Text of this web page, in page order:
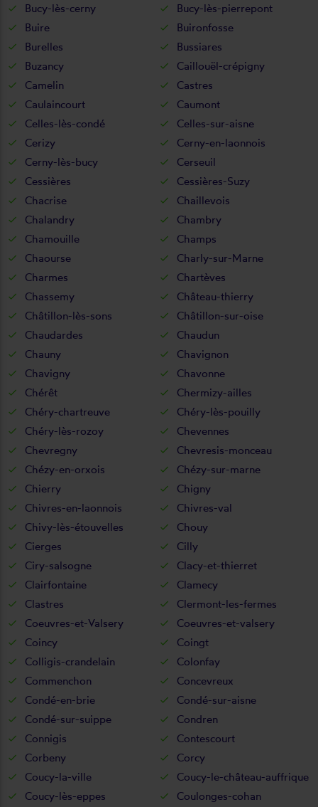
Bucy-lès-cerny
Bucy-lès-pierrepont
Buire
Buironfosse
Burelles
Bussiares
Buzancy
Caillouël-crépigny
Camelin
Castres
Caulaincourt
Caumont
Celles-lès-condé
Celles-sur-aisne
Cerizy
Cerny-en-laonnois
Cerny-lès-bucy
Cerseuil
Cessières
Cessières-Suzy
Chacrise
Chaillevois
Chalandry
Chambry
Chamouille
Champs
Chaourse
Charly-sur-Marne
Charmes
Chartèves
Chassemy
Château-thierry
Châtillon-lès-sons
Châtillon-sur-oise
Chaudardes
Chaudun
Chauny
Chavignon
Chavigny
Chavonne
Chérêt
Chermizy-ailles
Chéry-chartreuve
Chéry-lès-pouilly
Chéry-lès-rozoy
Chevennes
Chevregny
Chevresis-monceau
Chézy-en-orxois
Chézy-sur-marne
Chierry
Chigny
Chivres-en-laonnois
Chivres-val
Chivy-lès-étouvelles
Chouy
Cierges
Cilly
Ciry-salsogne
Clacy-et-thierret
Clairfontaine
Clamecy
Clastres
Clermont-les-fermes
Coeuvres-et-Valsery
Coeuvres-et-valsery
Coincy
Coingt
Colligis-crandelain
Colonfay
Commenchon
Concevreux
Condé-en-brie
Condé-sur-aisne
Condé-sur-suippe
Condren
Connigis
Contescourt
Corbeny
Corcy
Coucy-la-ville
Coucy-le-château-auffrique
Coucy-lès-eppes
Coulonges-cohan